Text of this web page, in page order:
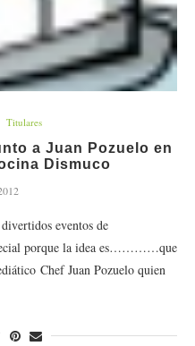
Titulares
a Juan Pozuelo en
Dismuco
eventos de
porque la idea es…………que
Chef Juan Pozuelo quien